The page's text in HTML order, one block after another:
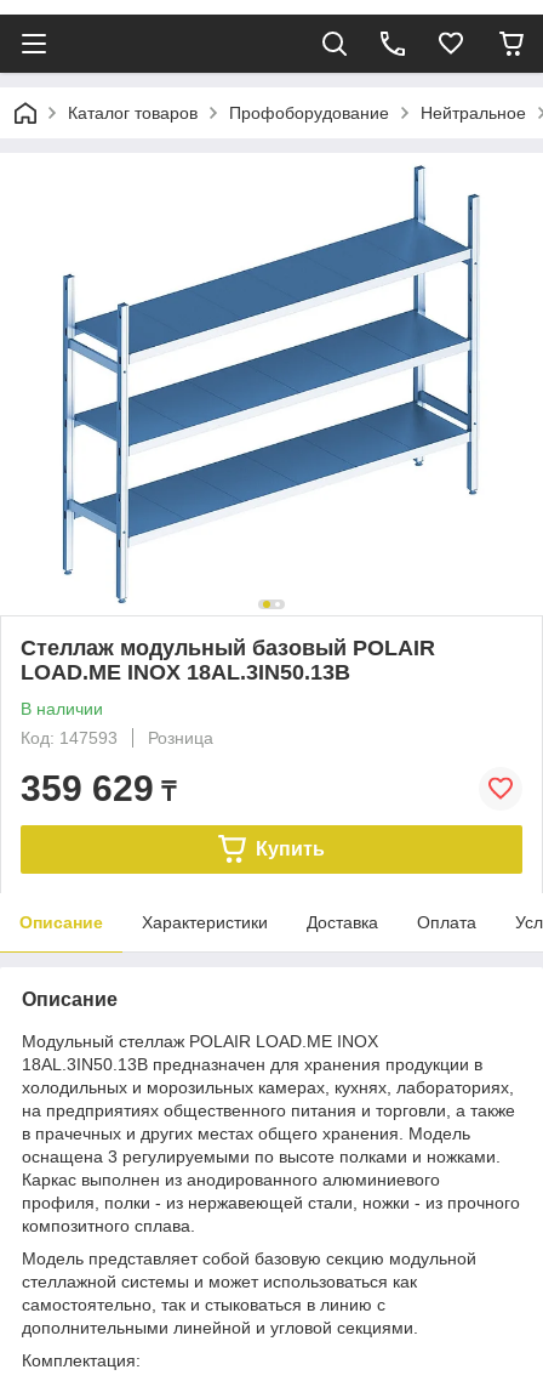
Каталог товаров Профоборудование Нейтральное
Стеллаж модульный базовый POLAIR
LOAD.ME INOX 18AL.3IN50.13B
В наличии
Код: 147593
Розница
359 629 ₸
Купить
Описание Характеристики Доставка Оплата
Описание
Модульный стеллаж POLAIR LOAD.ME INOX
18AL.3IN50.13B предназначен для хранения продукции в
холодильных и морозильных камерах, кухнях, лабораториях,
на предприятиях общественного питания и торговли, а также
в прачечных и других местах общего хранения. Модель
оснащена 3 регулируемыми по высоте полками и ножками.
Каркас выполнен из анодированного алюминиевого
профиля, полки - из нержавеющей стали, ножки - из прочного
композитного сплава.
Модель представляет собой базовую секцию модульной
стеллажной системы и может использоваться как
самостоятельно, так и стыковаться в линию с
дополнительными линейной и угловой секциями.
Комплектация: